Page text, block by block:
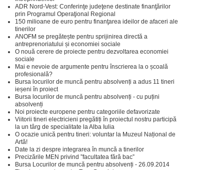
ADR Nord-Vest: Conferinţe judeţene destinate finanţărilor
prin Programul Operaţional Regional
150 milioane de euro pentru finanţarea ideilor de afaceri ale
tinerilor
ANOFM se pregătește pentru sprijinirea directă a
antreprenoriatului și economiei sociale
O nouă cerere de proiecte pentru dezvoltarea economiei
sociale
Mai e nevoie de argumente pentru înscrierea la o școală
profesională?
Bursa locurilor de muncă pentru absolvenți a adus 11 tineri
ieșeni în proiect
Bursa locurilor de muncă pentru absolvenți - cu puțini
absolvenți
Noi proiecte europene pentru categoriile defavorizate
Viitorii tineri electricieni pregătiți în proiectul nostru participă
la un târg de specialitate la Alba Iulia
O ocazie unică pentru tineri: voluntar la Muzeul Național de
Artă!
Date la zi despre integrarea în muncă a tinerilor
Precizările MEN privind ”facultatea fără bac”
Bursa Locurilor de muncă pentru absolvenți - 26.09.2014